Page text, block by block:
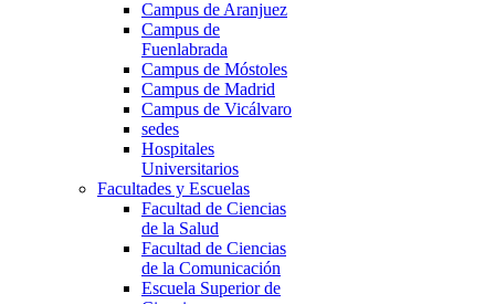
Campus de Aranjuez
Campus de
Fuenlabrada
Campus de Móstoles
Campus de Madrid
Campus de Vicálvaro
sedes
Hospitales
Universitarios
Facultades y Escuelas
Facultad de Ciencias
de la Salud
Facultad de Ciencias
de la Comunicación
Escuela Superior de